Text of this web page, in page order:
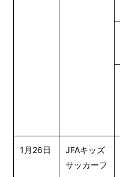
1月26日
JFAキッズ
サッカーフ